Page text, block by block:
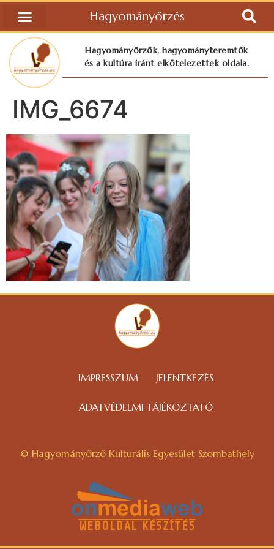
Hagyományőrzés
Hagyományőrzők, hagyományteremtők
és a kultúra iránt elkötelezettek oldala.
IMG_6674
IMPRESSZUM JELENTKEZÉS
ADATVÉDELMI TÁJÉKOZTATÓ
© Hagyományőrző Kulturális Egyesület Szombathely
WEBOLDAL KÉSZÍTÉS